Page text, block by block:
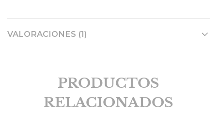
VALORACIONES (1)
PRODUCTOS
RELACIONADOS